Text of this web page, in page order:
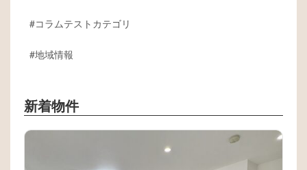
コラムテストカテゴリ
地域情報
新着物件